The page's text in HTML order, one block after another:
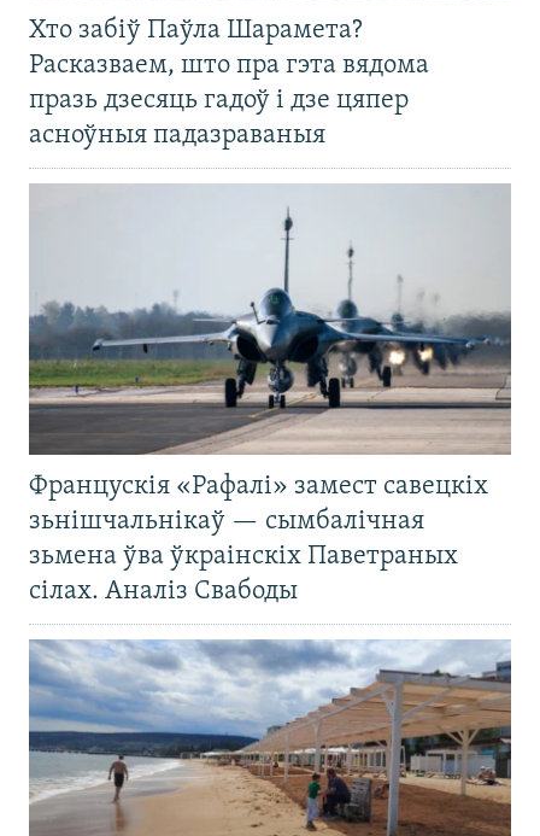
Хто забіў Паўла Шарамета?
Расказваем, што пра гэта вядома
празь дзесяць гадоў і дзе цяпер
асноўныя падазраваныя
Францускія «Рафалі» замест савецкіх
зьнішчальнікаў — сымбалічная
зьмена ўва ўкраінскіх Паветраных
сілах. Аналіз Свабоды